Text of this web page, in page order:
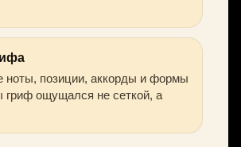
ноты, позиции, аккорды и формы
гриф ощущался не сеткой, а